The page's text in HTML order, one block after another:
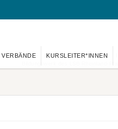
VERBÄNDE KURSLEITER*INNEN